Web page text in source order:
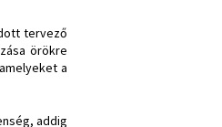
tervező
örökre
a
addig